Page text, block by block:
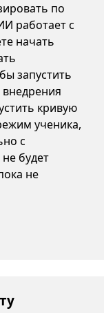
по
работает с
начать
запустить
кривую
ученика,
с
будет
не